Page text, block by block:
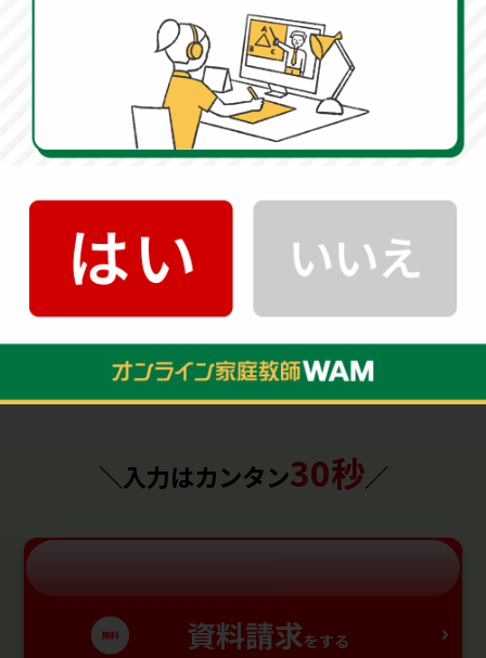
保護者向け 偏差値
次の10件 ▶
＼入力はカンタン30秒／
無料 資料請求をする